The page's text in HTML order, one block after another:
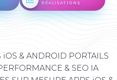
RÉALISATIONS
iOS & ANDROID PORTAILS
& SEO IA